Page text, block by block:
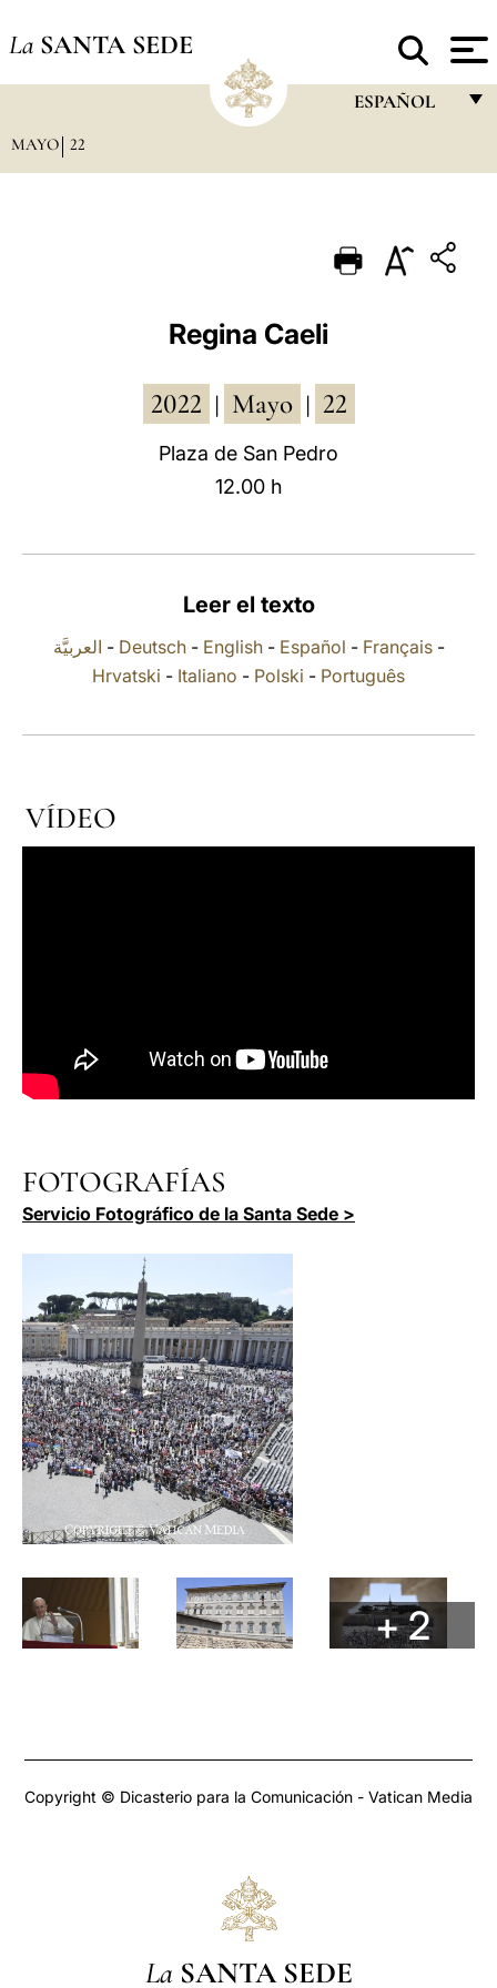
La SANTA SEDE
ESPAÑOL
PORTUGUÊS
MAYO 22
Regina Caeli
2022 Mayo 22
Plaza de San Pedro
12.00 h
Leer el texto
العربيَّة - Deutsch- English- Español - Français-
Hrvatski - Italiano - Polski - Português
VÍDEO
FOTOGRAFÍAS
Servicio Fotográfico de la Santa Sede >
+ 2
Copyright © Dicasterio para la Comunicación - Vatican Media
La SANTA SEDE